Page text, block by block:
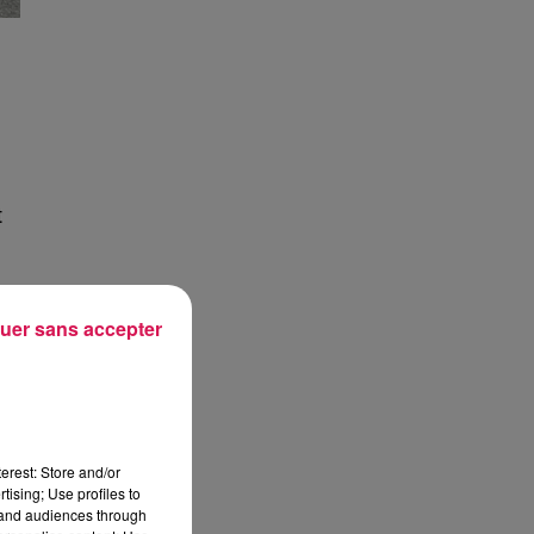
Store and/or
Use profiles to
audiences through
sans accepter